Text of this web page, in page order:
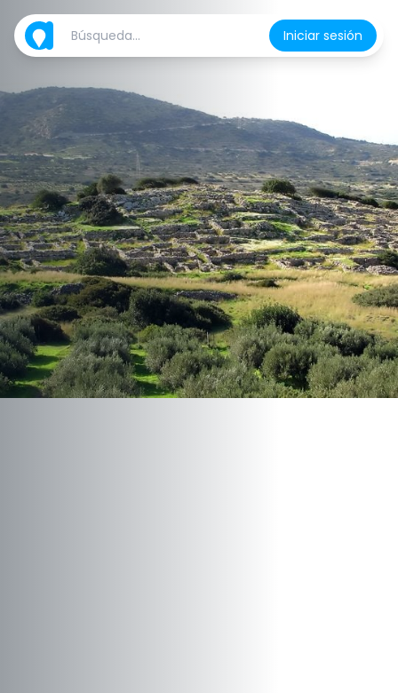
Iniciar sesión